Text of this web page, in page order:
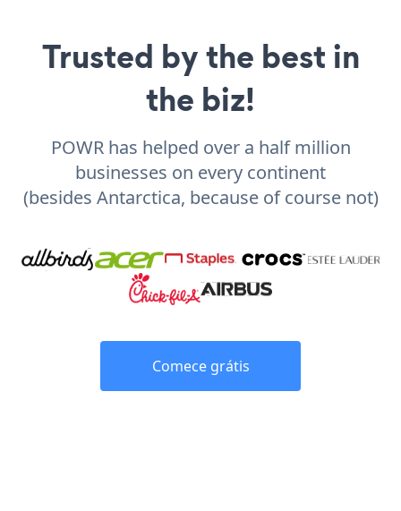
Trusted by the best in
the biz!
POWR has helped over a half million
businesses on every continent
(besides Antarctica, because of course not)
Comece grátis